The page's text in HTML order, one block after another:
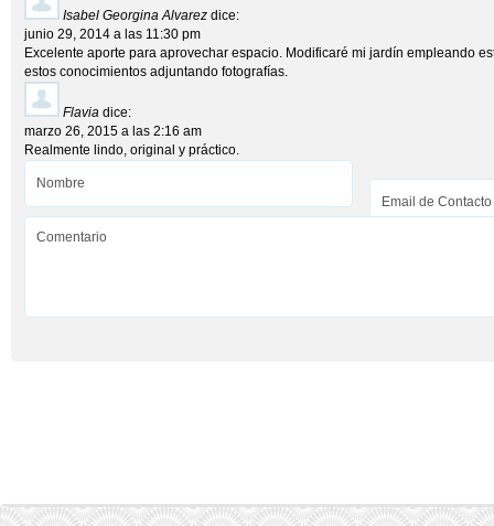
Isabel Georgina Alvarez dice:
junio 29, 2014 a las 11:30 pm
Excelente aporte para aprovechar espacio. Modificaré mi jardín empleando
estos conocimientos adjuntando fotografías.
Flavia dice:
marzo 26, 2015 a las 2:16 am
Realmente lindo, original y práctico.